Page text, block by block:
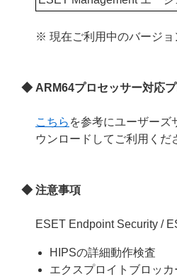
※ 現在ご利用中のバージョ
◆ ARM64プロセッサー対応
こちら を参考にユーザーズ
ウンロードしてご利用くだ
◆ 注意事項
ESET Endpoint Security /
HIPSの詳細動作検査
エクスプロイトブロッカ